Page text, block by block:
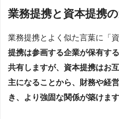
業務提携と資本提携
業務提携とよく似た言葉に「
提携は参画する企業が保有す
共有しますが、資本提携はお
主になることから、財務や経
き、より強固な関係が築けます